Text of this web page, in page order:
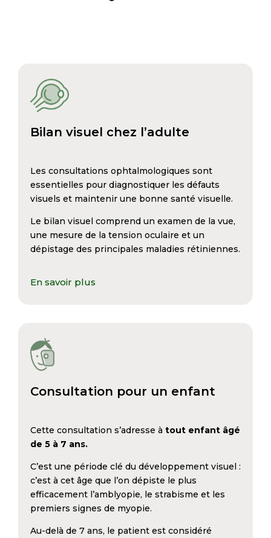
Bilan visuel chez l’adulte
Les consultations ophtalmologiques sont
essentielles pour diagnostiquer les défauts
visuels et maintenir une bonne santé visuelle.
Le bilan visuel comprend un examen de la vue,
une mesure de la tension oculaire et un
dépistage des principales maladies rétiniennes.
En savoir plus
Consultation pour un enfant
Cette consultation s’adresse à tout enfant âgé
de 5 à 7 ans.
C’est une période clé du développement visuel :
c’est à cet âge que l’on dépiste le plus
efficacement l’amblyopie, le strabisme et les
premiers signes de myopie.
Au-delà de 7 ans, le patient est considéré